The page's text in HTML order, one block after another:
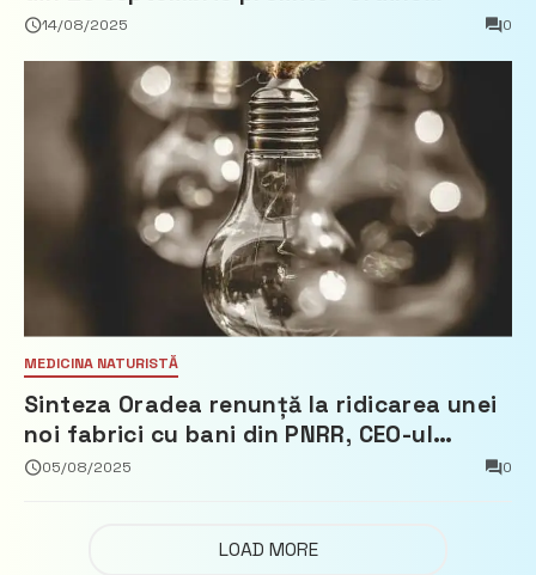
europeană” și 10 miliarde pentru cetățeni
14/08/2025 0
MEDICINA NATURISTĂ
Sinteza Oradea renunță la ridicarea unei
noi fabrici cu bani din PNRR, CEO-ul
demisionează – Profit.ro
05/08/2025 0
LOAD MORE